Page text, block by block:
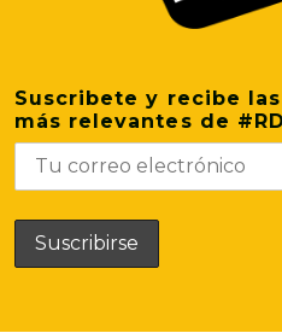
Suscribete y recibe
más relevantes de